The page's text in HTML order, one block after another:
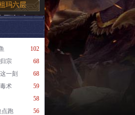
玛六层
102
68
宗
68
一刻
59
术
58
56
点跑